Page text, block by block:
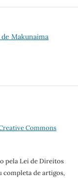
de Makunaima
Commons
pela Lei de Direitos
completa de artigos,